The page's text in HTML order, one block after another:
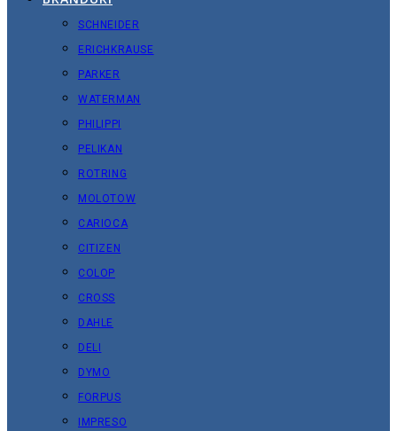
SCHNEIDER
ERICHKRAUSE
PARKER
WATERMAN
PHILIPPI
PELIKAN
ROTRING
MOLOTOW
CARIOCA
CITIZEN
COLOP
CROSS
DAHLE
DELI
DYMO
FORPUS
IMPRESO